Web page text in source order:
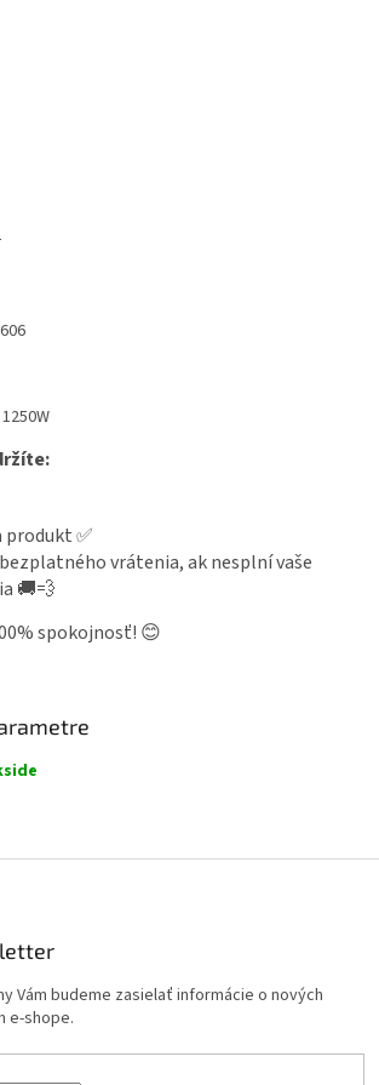
produkt ✅
vrátenia, ak nesplní vaše
🚚💨
spokojnosť! 😊
Vám budeme zasielať informácie o nových
e-shope.